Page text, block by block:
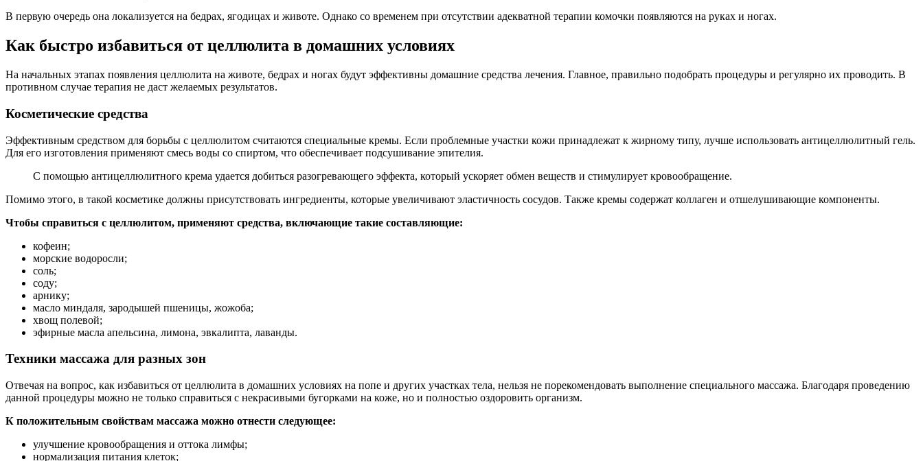
В первую очередь она локализуется на бедрах, ягодицах и животе. Однако со временем при отсутствии адекватной терапии комочки появляются на руках и ногах.
Как быстро избавиться от целлюлита в домашних условиях
На начальных этапах появления целлюлита на животе, бедрах и ногах будут эффективны домашние средства лечения. Главное, правильно подобрать процедуры и регулярно их проводить. В
противном случае терапия не даст желаемых результатов.
Косметические средства
Эффективным средством для борьбы с целлюлитом считаются специальные кремы. Если проблемные участки кожи принадлежат к жирному типу, лучше использовать антицеллюлитный гель.
Для его изготовления применяют смесь воды со спиртом, что обеспечивает подсушивание эпителия.
С помощью антицеллюлитного крема удается добиться разогревающего эффекта, который ускоряет обмен веществ и стимулирует кровообращение.
Помимо этого, в такой косметике должны присутствовать ингредиенты, которые увеличивают эластичность сосудов. Также кремы содержат коллаген и отшелушивающие компоненты.
Чтобы справиться с целлюлитом, применяют средства, включающие такие составляющие:
кофеин;
морские водоросли;
соль;
соду;
арнику;
масло миндаля, зародышей пшеницы, жожоба;
хвощ полевой;
эфирные масла апельсина, лимона, эвкалипта, лаванды.
Техники массажа для разных зон
Отвечая на вопрос, как избавиться от целлюлита в домашних условиях на попе и других участках тела, нельзя не порекомендовать выполнение специального массажа. Благодаря проведению
данной процедуры можно не только справиться с некрасивыми бугорками на коже, но и полностью оздоровить организм.
К положительным свойствам массажа можно отнести следующее:
улучшение кровообращения и оттока лимфы;
нормализация питания клеток;